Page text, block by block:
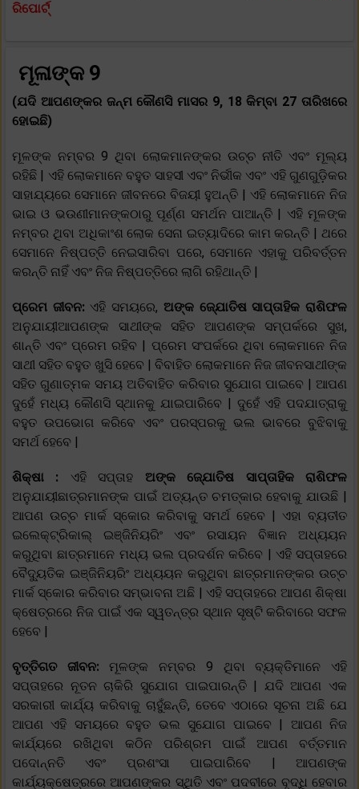
ରିପୋର୍ଟ୍
ମୂଳାଙ୍କ 9
(ଯଦି ଆପଣଙ୍କର ଜନ୍ମ କୌଣସି ମାସର 9, 18 କିମ୍ବା 27 ତାରିଖରେ
ହୋଇଛି)
ମୂଳଙ୍କ ନମ୍ବର 9 ଥିବା ଲୋକମାନଙ୍କର ଉଚ୍ଚ ନୀତି ଏବଂ ମୂଲ୍ୟ
ରହିଛି | ଏହି ଲୋକମାନେ ବହୁତ ସାହସୀ ଏବଂ ନିର୍ଭୀକ ଏବଂ ଏହି ଗୁଣଗୁଡ଼ିକର
ସାହାଯ୍ୟରେ ସେମାନେ ଜୀବନରେ ବିଜୟୀ ହୁଅନ୍ତି | ଏହି ଲୋକମାନେ ନିଜ
ଭାଇ ଓ ଭଉଣୀମାନଙ୍କଠାରୁ ପୂର୍ଣ୍ଣ ସମର୍ଥନ ପାଆନ୍ତି | ଏହି ମୂଳଙ୍କ
ନମ୍ବର ଥିବା ଅଧିକାଂଶ ଲୋକ ସେନା ଇତ୍ୟାଦିରେ କାମ କରନ୍ତି | ଥରେ
ସେମାନେ ନିଷ୍ପତ୍ତି ନେଇସାରିବା ପରେ, ସେମାନେ ଏହାକୁ ପରିବର୍ତ୍ତନ
କରନ୍ତି ନାହିଁ ଏବଂ ନିଜ ନିଷ୍ପତ୍ତିରେ ଲାଗି ରହିଥାନ୍ତି |
ପ୍ରେମ ଜୀବନ: ଏହି ସମୟରେ, ଅଙ୍କ ଜ୍ଯୋତିଷ ସାପ୍ତାହିକ ରାଶିଫଳ
ଅନୁଯାୟୀଆପଣଙ୍କ ସାଥୀଙ୍କ ସହିତ ଆପଣଙ୍କ ସମ୍ପର୍କରେ ସୁଖ,
ଶାନ୍ତି ଏବଂ ପ୍ରେମ ରହିବ | ପ୍ରେମ ସଂପର୍କରେ ଥିବା ଲୋକମାନେ ନିଜ
ସାଥୀ ସହିତ ବହୁତ ଖୁସି ହେବେ | ବିବାହିତ ଲୋକମାନେ ନିଜ ଜୀବନସାଥୀଙ୍କ
ସହିତ ଗୁଣାତ୍ମକ ସମୟ ଅତିବାହିତ କରିବାର ସୁଯୋଗ ପାଇବେ | ଆପଣ
ଦୁହେଁ ମଧ୍ୟ କୌଣସି ସ୍ଥାନକୁ ଯାଇପାରିବେ | ଦୁହେଁ ଏହି ପଦଯାତ୍ରାକୁ
ବହୁତ ଉପଭୋଗ କରିବେ ଏବଂ ପରସ୍ପରକୁ ଭଲ ଭାବରେ ବୁଝିବାକୁ
ସମର୍ଥ ହେବେ |
ଶିକ୍ଷା : ଏହି ସପ୍ତାହ ଅଙ୍କ ଜ୍ଯୋତିଷ ସାପ୍ତାହିକ ରାଶିଫଳ
ଅନୁଯାୟୀଛାତ୍ରମାନଙ୍କ ପାଇଁ ଅତ୍ୟନ୍ତ ଚମତ୍କାର ହେବାକୁ ଯାଉଛି |
ଆପଣ ଉଚ୍ଚ ମାର୍କ ସ୍କୋର କରିବାକୁ ସମର୍ଥ ହେବେ | ଏହା ବ୍ୟତୀତ
ଇଲେକ୍ଟ୍ରିକାଲ୍ ଇଞ୍ଜିନିୟରିଂ ଏବଂ ରସାୟନ ବିଜ୍ଞାନ ଅଧ୍ୟୟନ
କରୁଥିବା ଛାତ୍ରମାନେ ମଧ୍ୟ ଭଲ ପ୍ରଦର୍ଶନ କରିବେ | ଏହି ସପ୍ତାହରେ
ବୈଦ୍ୟୁତିକ ଇଞ୍ଜିନିୟରିଂ ଅଧ୍ୟୟନ କରୁଥିବା ଛାତ୍ରମାନଙ୍କର ଉଚ୍ଚ
ମାର୍କ ସ୍କୋର କରିବାର ସମ୍ଭାବନା ଅଛି | ଏହି ସପ୍ତାହରେ ଆପଣ ଶିକ୍ଷା
କ୍ଷେତ୍ରରେ ନିଜ ପାଇଁ ଏକ ସ୍ୱତନ୍ତ୍ର ସ୍ଥାନ ସୃଷ୍ଟି କରିବାରେ ସଫଳ
ହେବେ |
ବୃତ୍ତିଗତ ଜୀବନ:ମୂଳଙ୍କ ନମ୍ବର 9 ଥିବା ବ୍ୟକ୍ତିମାନେ ଏହି
ସପ୍ତାହରେ ନୂତନ ଚାକିରି ସୁଯୋଗ ପାଇପାରନ୍ତି | ଯଦି ଆପଣ ଏକ
ସରକାରୀ କାର୍ଯ୍ୟ କରିବାକୁ ଚାହୁଁଛନ୍ତି, ତେବେ ଏଠାରେ ସୂଚନା ଅଛି ଯେ
ଆପଣ ଏହି ସମୟରେ ବହୁତ ଭଲ ସୁଯୋଗ ପାଇବେ | ଆପଣ ନିଜ
କାର୍ଯ୍ୟରେ ରଖିଥିବା କଠିନ ପରିଶ୍ରମ ପାଇଁ ଆପଣ ବର୍ତ୍ତମାନ
ପଦୋନ୍ନତି ଏବଂ ପ୍ରଶଂସା ପାଇପାରିବେ | ଆପଣଙ୍କ
କାର୍ଯ୍ୟକ୍ଷେତ୍ରରେ ଆପଣଙ୍କର ସ୍ଥିତି ଏବଂ ପଦବୀରେ ବୃଦ୍ଧି ହେବାର